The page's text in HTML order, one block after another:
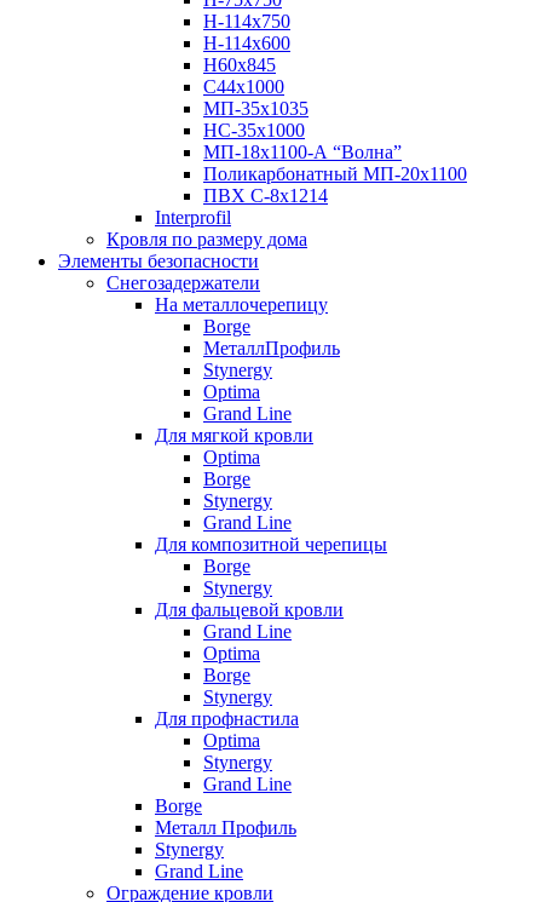
Н-114х750
Н-114х600
Н60х845
С44х1000
МП-35х1035
НС-35х1000
МП-18х1100-А “Волна”
Поликарбонатный МП-20х1100
ПВХ С-8х1214
Interprofil
Кровля по размеру дома
Элементы безопасности
Снегозадержатели
На металлочерепицу
Borge
МеталлПрофиль
Stynergy
Optima
Grand Line
Для мягкой кровли
Optima
Borge
Stynergy
Grand Line
Для композитной черепицы
Borge
Stynergy
Для фальцевой кровли
Grand Line
Optima
Borge
Stynergy
Для профнастила
Optima
Stynergy
Grand Line
Borge
Металл Профиль
Stynergy
Grand Line
Ограждение кровли